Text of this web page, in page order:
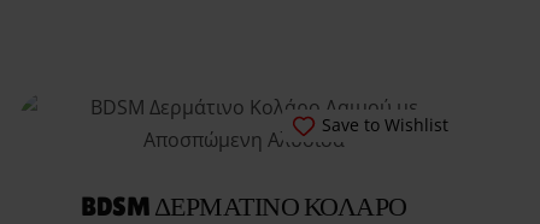
Save to Wishlist
BDSM ΔΕΡΜΆΤΙΝΟ ΚΟΛΆΡΟ